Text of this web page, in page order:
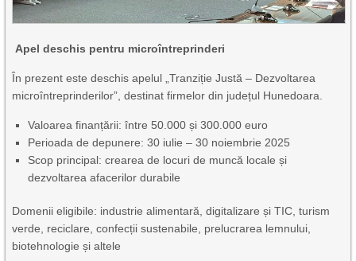
Apel deschis pentru microîntreprinderi
În prezent este deschis apelul „Tranziție Justă – Dezvoltarea
microîntreprinderilor”, destinat firmelor din județul Hunedoara.
Valoarea finanțării: între 50.000 și 300.000 euro
Perioada de depunere: 30 iulie – 30 noiembrie 2025
Scop principal: crearea de locuri de muncă locale și
dezvoltarea afacerilor durabile
Domenii eligibile: industrie alimentară, digitalizare și TIC, turism
verde, reciclare, confecții sustenabile, prelucrarea lemnului,
biotehnologie și altele